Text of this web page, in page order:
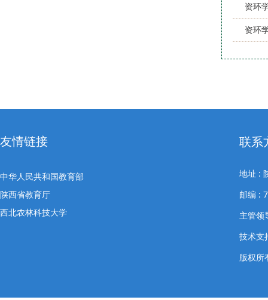
资环
资环
友情链接
中华人民共和国教育部
陕西省教育厅
西北农林科技大学
联系
地址 :
邮编 :
主管
技术支
版权